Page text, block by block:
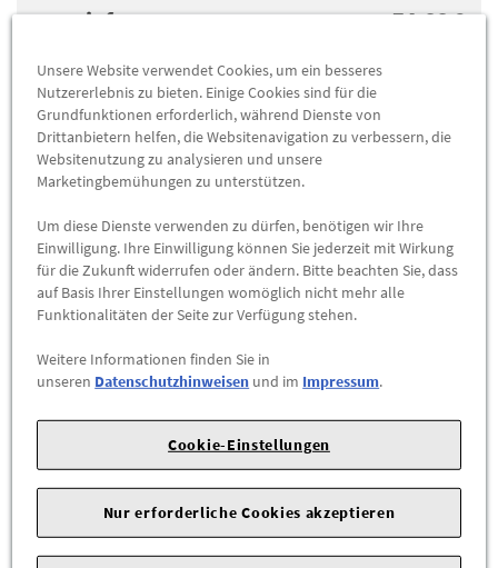
Lieferung
Versandkostenfrei
74,66 €
Abholung
Preis inkl.19%
MwSt.
67,52 €
-
ZUM WARENKORB HINZUFÜGEN
Herstellerangaben:Mercedes-Benz AG |Mercedesstr. 120 |
https://www.mercedes-benz.com
Sie sind sich nicht sicher, ob das Ersatzteil bei Ihrem Fahrzeug
passt?
Unsere Website verwendet Cookies, um ein besseres
Nutzererlebnis zu bieten. Einige Cookies sind für die
Grundfunktionen erforderlich, während Dienste von
Drittanbietern helfen, die Websitenavigation zu verbessern, die
Websitenutzung zu analysieren und unsere
Marketingbemühungen zu unterstützen.
Um diese Dienste verwenden zu dürfen, benötigen wir Ihre
Einwilligung. Ihre Einwilligung können Sie jederzeit mit Wirkung
für die Zukunft widerrufen oder ändern. Bitte beachten Sie, dass
auf Basis Ihrer Einstellungen womöglich nicht mehr alle
Funktionalitäten der Seite zur Verfügung stehen.
Weitere Informationen finden Sie in
unseren Datenschutzhinweisen und im Impressum.
Cookie-Einstellungen
Nur erforderliche Cookies akzeptieren